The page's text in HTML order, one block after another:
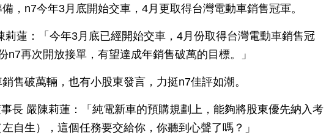
，n7今年3月底開始交車，4月更取得台灣電動車銷售冠軍。
莉蓮：「今年3月底已經開始交車，4月份取得台灣電動車銷售冠
n7再次開放接單，有望達成年銷售破萬的目標。」
售破萬輛，也有小股東發言，力挺n7佳評如潮。
長 嚴陳莉蓮：「純電新車的預購規劃上，能夠將股東優先納入考
自生），這個任務要交給你，你聽到心聲了嗎？」